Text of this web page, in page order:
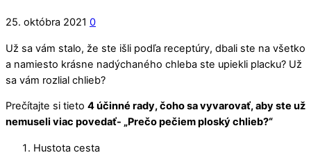
25. októbra 2021 0
Už sa vám stalo, že ste išli podľa receptúry, dbali ste na všetko
a namiesto krásne nadýchaného chleba ste upiekli placku? Už
sa vám rozlial chlieb?
Prečítajte si tieto 4 účinné rady, čoho sa vyvarovať, aby ste už
nemuseli viac povedať- „Prečo pečiem ploský chlieb?“
Hustota cesta